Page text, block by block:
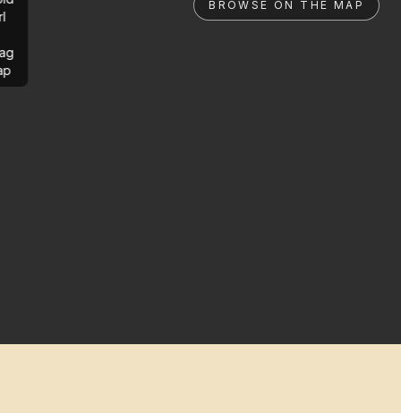
BROWSE ON THE MAP